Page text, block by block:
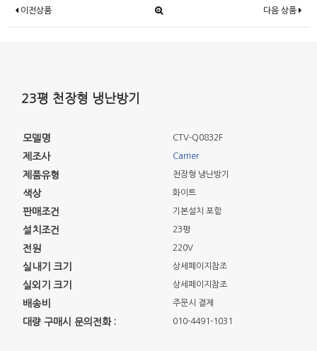
이전상품 다음 상품
23평 천장형 냉난방기
모델명 CTV-Q0832F
제조사 Carrier
제품유형 천장형 냉난방기
색상 화이트
판매조건 기본설치 포함
설치조건 23평
전원 220V
실내기 크기 상세페이지참조
실외기 크기 상세페이지참조
배송비 주문시 결제
대량 구매시 문의전화 : 010-4491-1031